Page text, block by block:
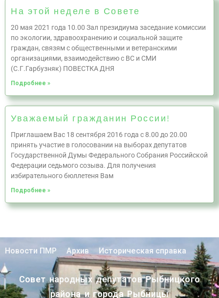
На этой неделе в Совете
20 мая 2021 года 10.00 Зал президиума заседание комиссии
по экологии, здравоохранению и социальной защите
граждан, связям с общественными и ветеранскими
организациями, взаимодействию с ВС и СМИ
(С.Г.Гарбузняк) ПОВЕСТКА ДНЯ
Подробнее »
Уважаемый гражданин России!
Приглашаем Вас 18 сентября 2016 года с 8.00 до 20.00
принять участие в голосовании на выборах депутатов
Государственной Думы Федерального Собрания Российской
Федерации седьмого созыва. Для получения
избирательного бюллетеня Вам
Подробнее »
Новости ПМР Архив Историческая справка
Совет народных депутатов Рыбницкого
района и города Рыбницы